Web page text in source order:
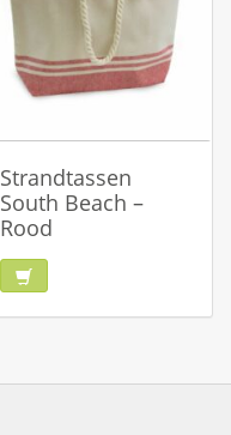
Strandtassen
South Beach –
Rood